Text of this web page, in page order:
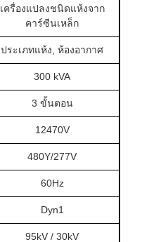
เครื่องแปลงชนิดแห้งจาก
คาร์ซีนเหล็ก
ประเภทแห้ง, ห้องอากาศ
300 kVA
3 ขั้นตอน
12470V
480Y/277V
60Hz
Dyn1
95kV / 30kV